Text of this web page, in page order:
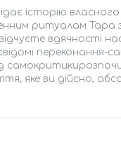
історію
ритуалам Тара
вдячності
яке ви дійсно,